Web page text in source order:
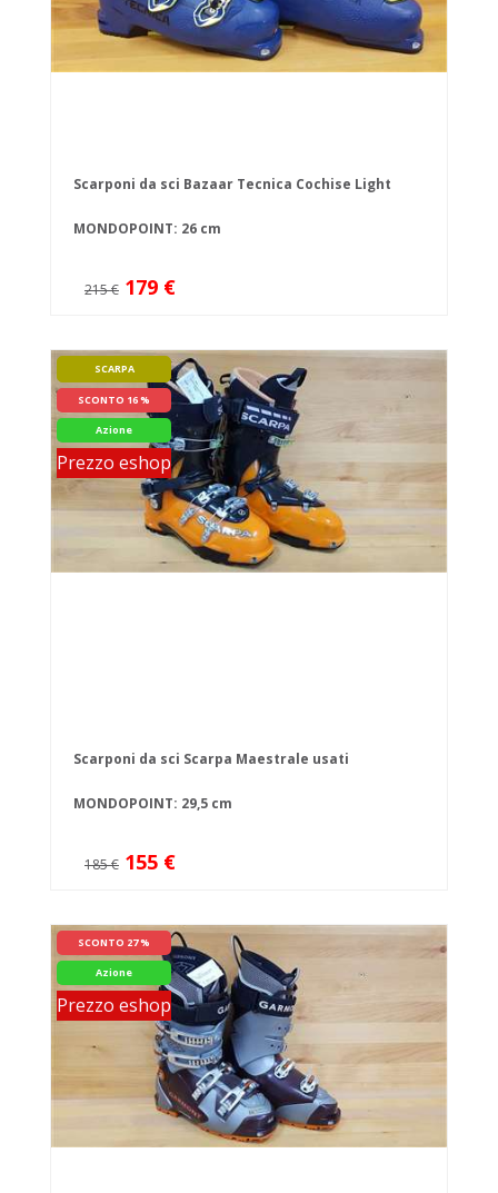
Scarponi da sci Bazaar Tecnica Cochise Light
MONDOPOINT: 26 cm
215 € 179 €
SCARPA
SCONTO 16 %
Azione
Prezzo eshop
Scarponi da sci Scarpa Maestrale usati
MONDOPOINT: 29,5 cm
185 € 155 €
SCONTO 27 %
Azione
Prezzo eshop